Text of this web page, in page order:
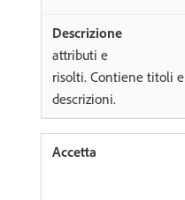
attributi e
risolti. Contiene titoli e
descrizioni.